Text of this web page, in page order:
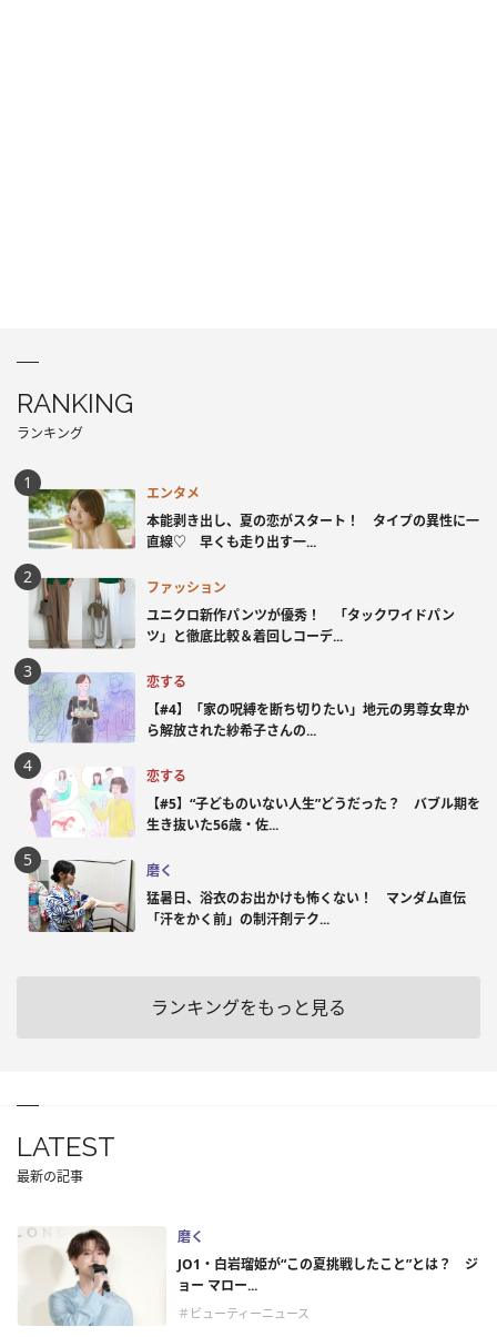
RANKING
ランキング
エンタメ
本能剥き出し、夏の恋がスタート！ タイプの異性に一
直線♡ 早くも走り出す一...
ファッション
ユニクロ新作パンツが優秀！ 「タックワイドパン
ツ」と徹底比較＆着回しコーデ...
恋する
【#4】「家の呪縛を断ち切りたい」地元の男尊女卑か
ら解放された紗希子さんの...
恋する
【#5】“子どものいない人生”どうだった？ バブル期を
生き抜いた56歳・佐...
磨く
猛暑日、浴衣のお出かけも怖くない！ マンダム直伝
「汗をかく前」の制汗剤テク...
ランキングをもっと見る
LATEST
最新の記事
磨く
JO1・白岩瑠姫が“この夏挑戦したこと”とは？ ジ
ョー マロー...
＃ビューティーニュース